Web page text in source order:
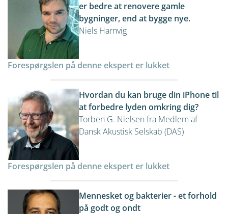
er bedre at renovere gamle
bygninger, end at bygge nye.
Niels Harnvig
Forespørgslen på denne ekspert er lukket
Hvordan du kan bruge din iPhone til
at forbedre lyden omkring dig?
Torben G. Nielsen fra Medlem af
Dansk Akustisk Selskab (DAS)
Forespørgslen på denne ekspert er lukket
Mennesket og bakterier - et forhold
på godt og ondt